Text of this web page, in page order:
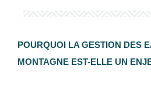
POURQUOI LA GESTION DES
MONTAGNE EST-ELLE UN